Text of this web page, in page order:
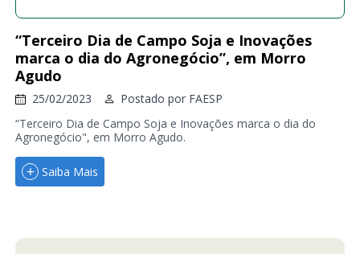
“Terceiro Dia de Campo Soja e Inovações
marca o dia do Agronegócio”, em Morro
Agudo
25/02/2023 Postado por FAESP
“Terceiro Dia de Campo Soja e Inovações marca o dia do
Agronegócio", em Morro Agudo.
Saiba Mais